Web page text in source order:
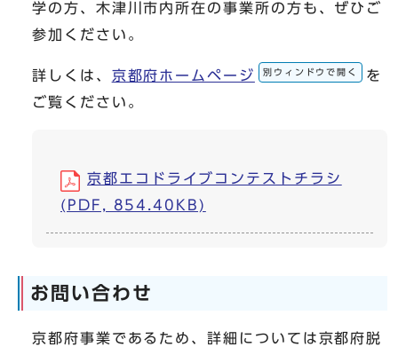
学の方、木津川市内所在の事業所の方も、ぜひご
参加ください。
詳しくは、 京都府ホームページ 別ウィンドウで開く
を
ご覧ください。
京都エコドライブコンテストチラシ
(PDF, 854.40KB)
お問い合わせ
京都府事業であるため、詳細については京都府脱